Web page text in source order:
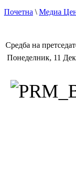
Почетна \Медиа
Средба на
Понеделник, 11